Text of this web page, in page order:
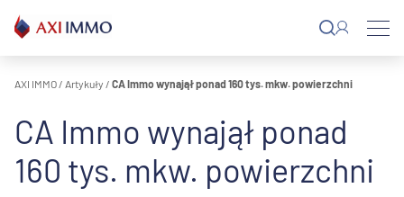
do
treści
AXI IMMO / Artykuły / CA Immo wynajął ponad 160 tys. mkw. powierzchni
CA Immo wynajął ponad
160 tys. mkw. powierzchni